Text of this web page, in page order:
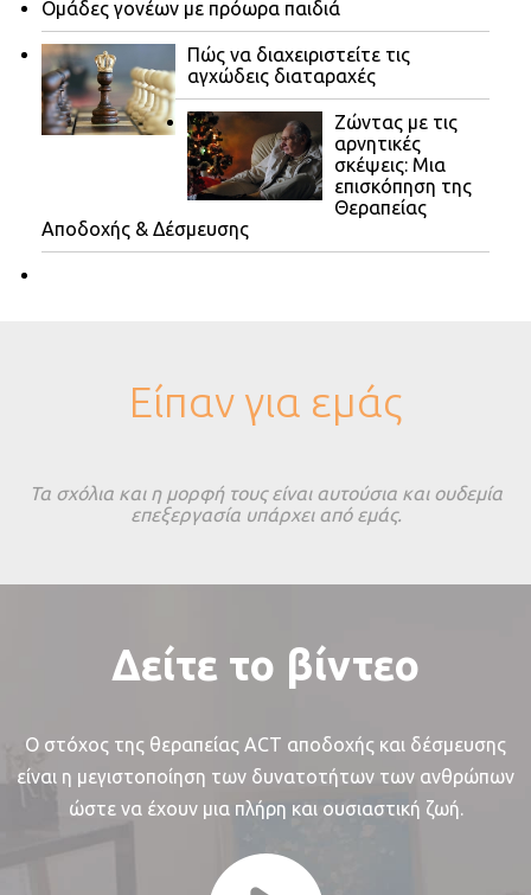
Ομάδες γονέων με πρόωρα παιδιά
Πώς να διαχειριστείτε τις
αγχώδεις διαταραχές
Ζώντας με τις
αρνητικές
σκέψεις: Μια
επισκόπηση της
Θεραπείας
Αποδοχής & Δέσμευσης
Είπαν για εμάς
Τα σχόλια και η μορφή τους είναι αυτούσια και ουδεμία
επεξεργασία υπάρχει από εμάς.
Δείτε το βίντεο
Ο στόχος της θεραπείας ACT αποδοχής και δέσμευσης
είναι η μεγιστοποίηση των δυνατοτήτων των ανθρώπων
ώστε να έχουν μια πλήρη και ουσιαστική ζωή.